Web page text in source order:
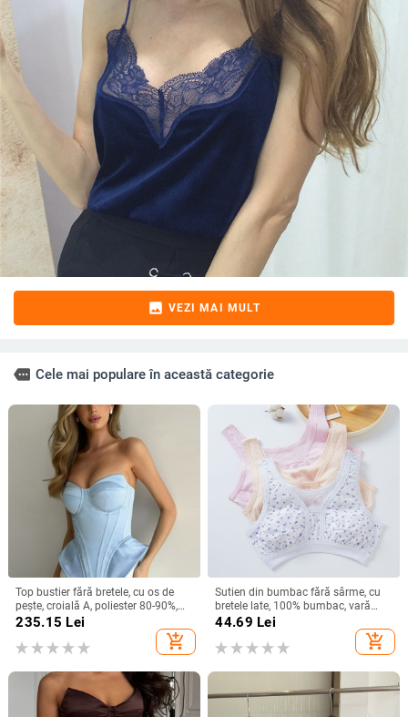
image VEZI MAI MULT
more Cele mai populare în această categorie
Top bustier fără bretele, cu os de
pește, croială A, poliester 80-90%,
vară 2025
235.15 Lei
add_shopping_cart
Sutien din bumbac fără sârme, cu
bretele late, 100% bumbac, vară
2024, stil minimalist de bază
44.69 Lei
add_shopping_cart